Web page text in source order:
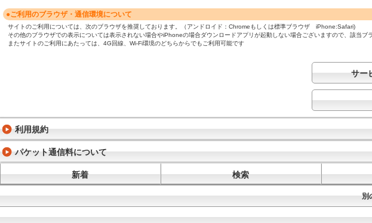
●ご利用のブラウザ・通信環境について
サイトのご利用については、次のブラウザを推奨しております。（アンドロイド：Chromeもしくは標準ブラウザ iPhone:Safari)
その他のブラウザでの表示については表示されない場合やiPhoneの場合ダウンロードアプリが起動しない場合ございますので、該当ブ
またサイトのご利用にあたっては、4G回線、Wi-Fi環境のどちらからでもご利用可能です
サー
利用規約
パケット通信料について
新着 検索
別